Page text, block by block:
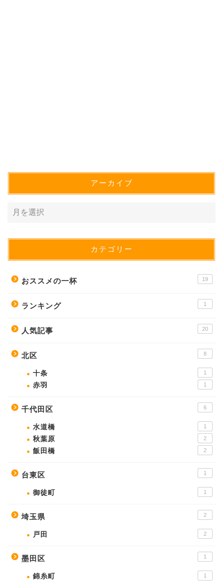
アーカイブ
カテゴリー
おススメの一杯 19
ランキング 1
人気記事 20
北区 8
十条 1
赤羽 1
千代田区 6
水道橋 1
秋葉原 2
飯田橋 2
台東区 1
御徒町 1
埼玉県 2
戸田 2
墨田区 1
錦糸町 1